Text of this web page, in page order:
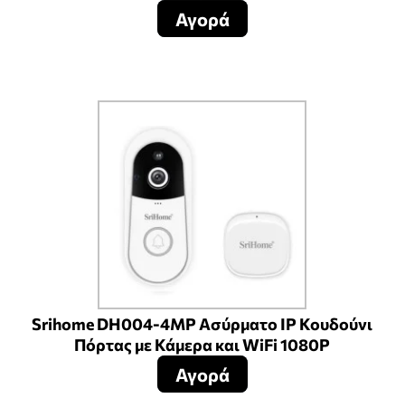
Αγορά
Srihome DH004-4MP Ασύρματο IP Κουδούνι
Πόρτας με Κάμερα και WiFi 1080P
Αγορά